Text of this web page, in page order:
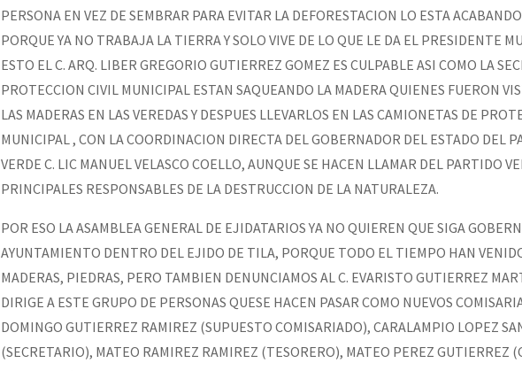
PERSONA EN VEZ DE SEMBRAR PARA EVITAR LA DEFORESTACION LO ESTA
PORQUE YA NO TRABAJA LA TIERRA Y SOLO VIVE DE LO QUE LE DA EL PRESIDENTE
ESTO EL C. ARQ. LIBER GREGORIO GUTIERREZ GOMEZ ES CULPABLE ASI COMO LA
PROTECCION CIVIL MUNICIPAL ESTAN SAQUEANDO LA MADERA QUIENES FUERON
LAS MADERAS EN LAS VEREDAS Y DESPUES LLEVARLOS EN LAS CAMIONETAS DE
MUNICIPAL , CON LA COORDINACION DIRECTA DEL GOBERNADOR DEL ESTADO DEL
VERDE C. LIC MANUEL VELASCO COELLO, AUNQUE SE HACEN LLAMAR DEL PARTIDO
PRINCIPALES RESPONSABLES DE LA DESTRUCCION DE LA NATURALEZA.
POR ESO LA ASAMBLEA GENERAL DE EJIDATARIOS YA NO QUIEREN QUE SIGA
AYUNTAMIENTO DENTRO DEL EJIDO DE TILA, PORQUE TODO EL TIEMPO HAN
MADERAS, PIEDRAS, PERO TAMBIEN DENUNCIAMOS AL C. EVARISTO GUTIERREZ
DIRIGE A ESTE GRUPO DE PERSONAS QUESE HACEN PASAR COMO NUEVOS
DOMINGO GUTIERREZ RAMIREZ (SUPUESTO COMISARIADO), CARALAMPIO LOPEZ
(SECRETARIO), MATEO RAMIREZ RAMIREZ (TESORERO), MATEO PEREZ GUTIERREZ